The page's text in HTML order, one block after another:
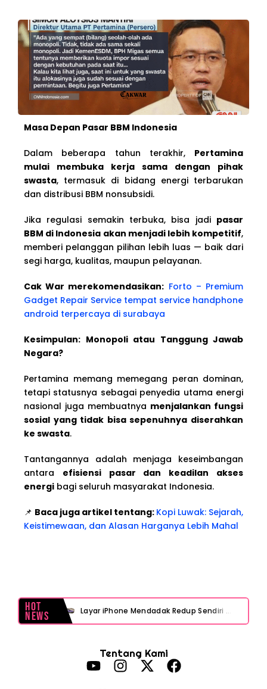
Masa Depan Pasar BBM Indonesia
Dalam beberapa tahun terakhir, Pertamina
mulai membuka kerja sama dengan pihak
swasta, termasuk di bidang energi terbarukan
dan distribusi BBM nonsubsidi.
Jika regulasi semakin terbuka, bisa jadi pasar
BBM di Indonesia akan menjadi lebih kompetitif,
memberi pelanggan pilihan lebih luas — baik dari
segi harga, kualitas, maupun pelayanan.
Cak War merekomendasikan: Forto – Premium
Gadget Repair Service tempat service handphone
android terpercaya di surabaya
Kesimpulan: Monopoli atau Tanggung Jawab
Negara?
Pertamina memang memegang peran dominan,
tetapi statusnya sebagai penyedia utama energi
nasional juga membuatnya menjalankan fungsi
sosial yang tidak bisa sepenuhnya diserahkan
ke swasta.
Tantangannya adalah menjaga keseimbangan
antara efisiensi pasar dan keadilan akses
energi bagi seluruh masyarakat Indonesia.
📌 Baca juga artikel tentang: Kopi Luwak: Sejarah,
Keistimewaan, dan Alasan Harganya Lebih Mahal
Hot
News Layar iPhone Mendadak Redup Sendiri Padahal Auto-Brightness Mati? Ini Penyebab & Solusinya!
Tentang Kami